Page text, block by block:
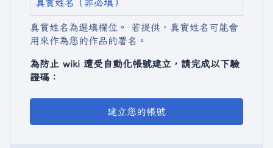
真實姓名為選填欄位。 若提供，真實姓名可能會
用來作為您的作品的署名。
為防止 wiki 遭受自動化帳號建立，請完成以下驗
證碼：
建立您的帳號